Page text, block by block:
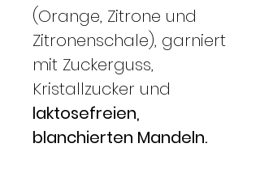
(Orange, Zitrone und
Zitronenschale), garniert
mit Zuckerguss,
Kristallzucker und
laktosefreien,
blanchierten Mandeln.